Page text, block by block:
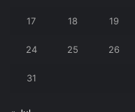
17 18 19
24 25 26
31